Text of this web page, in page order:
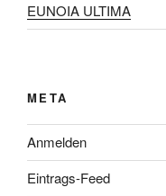
EUNOIA ULTIMA
META
Anmelden
Eintrags-Feed